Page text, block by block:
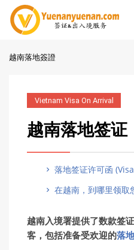
越南落地簽證
Vietnam Visa On Arrival
越南落地签证
落地签证许可函
在越南，到哪里领取
越南入境署提供了数款签
客，包括准备受欢迎的落